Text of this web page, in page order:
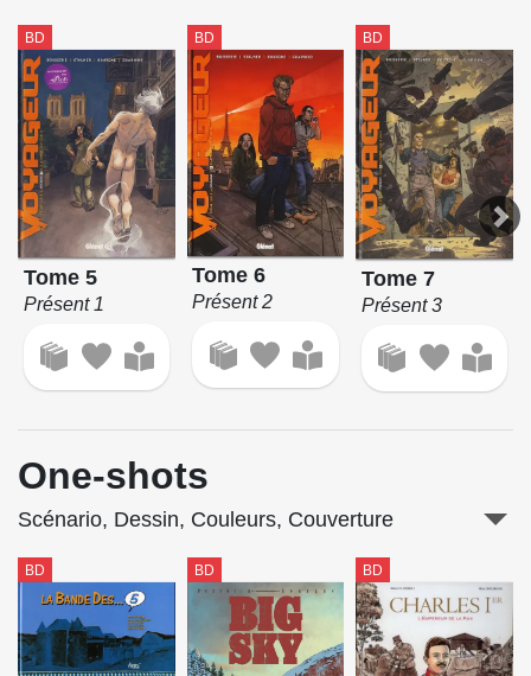
BD
Tome 5
Présent 1
BD
Tome 6
Présent 2
BD
Tome 7
Présent 3
One-shots
Scénario, Dessin, Couleurs, Couverture
BD BD BD